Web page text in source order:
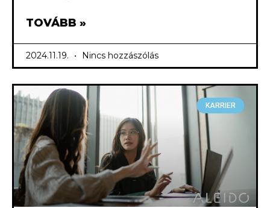
TOVÁBB »
2024.11.19. Nincs hozzászólás
KARRIER